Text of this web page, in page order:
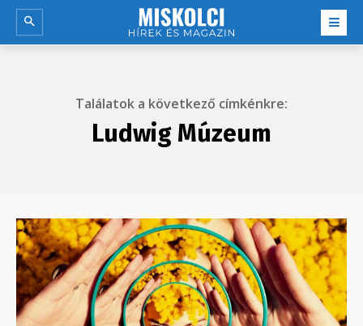
Találatok a következő címkénkre:
Ludwig Múzeum